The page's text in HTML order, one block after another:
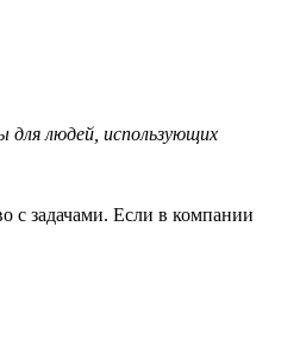
людей, использующих
с задачами. Если в компании